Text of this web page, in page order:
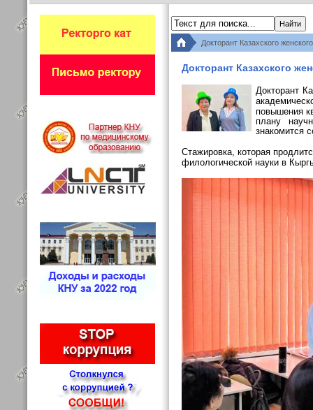
Докторант Казахского
Докторант Казахского
Докторант
повышения
плану
знакомится
Стажировка, которая
филологической науки в